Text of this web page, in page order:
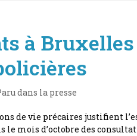
à
dans la presse
de vie précaires justifient
le mois d’octobre des